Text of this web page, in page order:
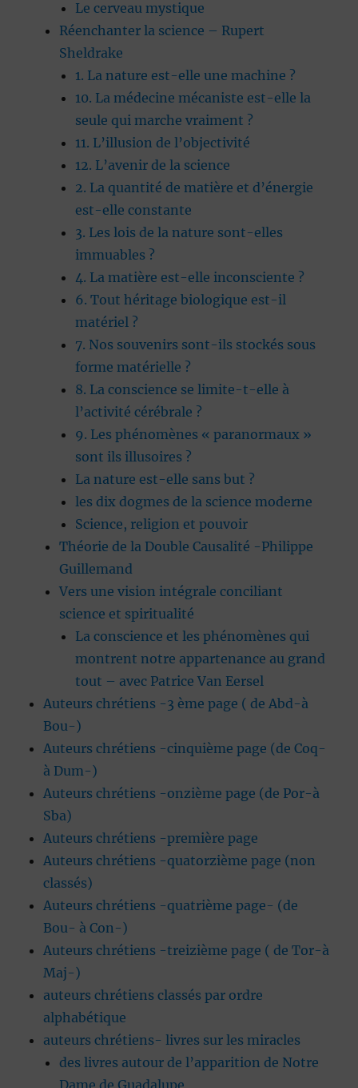
Le cerveau mystique
Réenchanter la science – Rupert
Sheldrake
1. La nature est-elle une machine ?
10. La médecine mécaniste est-elle la
seule qui marche vraiment ?
11. L’illusion de l’objectivité
12. L’avenir de la science
2. La quantité de matière et d’énergie
est-elle constante
3. Les lois de la nature sont-elles
immuables ?
4. La matière est-elle inconsciente ?
6. Tout héritage biologique est-il
matériel ?
7. Nos souvenirs sont-ils stockés sous
forme matérielle ?
8. La conscience se limite-t-elle à
l’activité cérébrale ?
9. Les phénomènes « paranormaux »
sont ils illusoires ?
La nature est-elle sans but ?
les dix dogmes de la science moderne
Science, religion et pouvoir
Théorie de la Double Causalité -Philippe
Guillemand
Vers une vision intégrale conciliant
science et spiritualité
La conscience et les phénomènes qui
montrent notre appartenance au grand
tout – avec Patrice Van Eersel
Auteurs chrétiens -3 ème page ( de Abd-à
Bou-)
Auteurs chrétiens -cinquième page (de Coq-
à Dum-)
Auteurs chrétiens -onzième page (de Por-à
Sba)
Auteurs chrétiens -première page
Auteurs chrétiens -quatorzième page (non
classés)
Auteurs chrétiens -quatrième page- (de
Bou- à Con-)
Auteurs chrétiens -treizième page ( de Tor-à
Maj-)
auteurs chrétiens classés par ordre
alphabétique
auteurs chrétiens- livres sur les miracles
des livres autour de l’apparition de Notre